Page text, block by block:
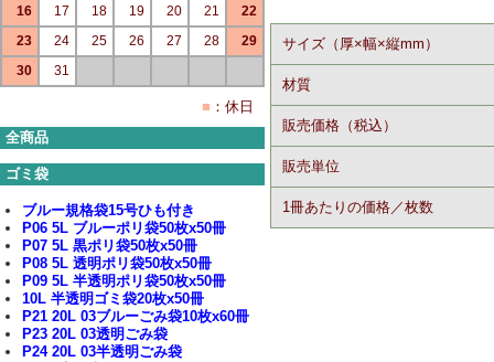
16
17 18 19 20 21
22
23
24 25 26 27 28
29
30
31
■ ：休日
全商品
ゴミ袋
ブルー規格袋15号ひも付き
P06 5L ブルーポリ袋50枚x50冊
P07 5L 黒ポリ袋50枚x50冊
P08 5L 透明ポリ袋50枚x50冊
P09 5L 半透明ポリ袋50枚x50冊
10L 半透明ゴミ袋20枚x50冊
P21 20L 03ブルーごみ袋10枚x60冊
P23 20L 03透明ごみ袋
P24 20L 03半透明ごみ袋
サイズ（厚×幅×縦mm）
材質
販売価格（税込）
販売単位
1冊あたりの価格／枚数